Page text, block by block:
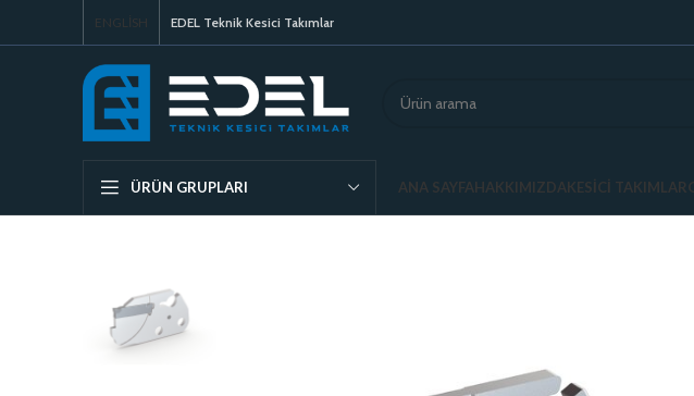
ENGLISH EDEL Teknik Kesici Takımlar
ÜRÜN GRUPLARI ANA SAYFAHAKKIMIZDAKESICI TAKIMLAR